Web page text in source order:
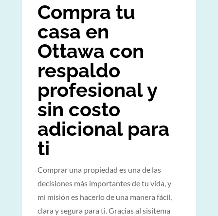
Compra tu
casa en
Ottawa con
respaldo
profesional y
sin costo
adicional para
ti
Comprar una propiedad es una de las
decisiones más importantes de tu vida, y
mi misión es hacerlo de una manera fácil,
clara y segura para ti. Gracias al sisitema